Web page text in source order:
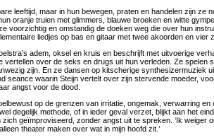
leeftijd, maar in hun bewegen, praten en handelen zijn ze
oranje truien met glimmers, blauwe broeken en witte
voorzichtig en omstandig de doeken weg die over hun
liedjes op bas en gitaar met twee akoorden en vier
adem, oksel en kruis en beschrijft met uitvoerige
vertellen over de seks en drugs uit hun verleden. Ze spelen
zijn. En ze dansen op kitscherige synthesizermuziek
seance waarin Steijn vertelt over zijn stervende moeder,
angst voor de dood.
op de grenzen van irritatie, ongemak, verwarring en
degelijk methode, of in ieder geval verzet, blijkt aan het
zich geïmproviseerd, zonder angst uit te spreken. ‘Ik weiger
theater maken over wat in mijn hoofd zit.’